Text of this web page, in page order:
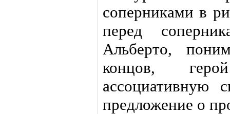
соперниками в
перед
Альберто,
концов,
ассоциативную
предложение о